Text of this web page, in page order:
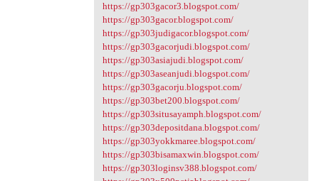
https://gp303gacor3.blogspot.com/
https://gp303gacor.blogspot.com/
https://gp303judigacor.blogspot.com/
https://gp303gacorjudi.blogspot.com/
https://gp303asiajudi.blogspot.com/
https://gp303aseanjudi.blogspot.com/
https://gp303gacorju.blogspot.com/
https://gp303bet200.blogspot.com/
https://gp303situsayamph.blogspot.com/
https://gp303depositdana.blogspot.com/
https://gp303yokkmaree.blogspot.com/
https://gp303bisamaxwin.blogspot.com/
https://gp303loginsv388.blogspot.com/